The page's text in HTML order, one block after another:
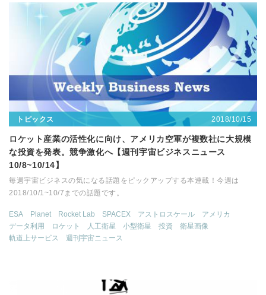
トピックス 2018/10/15
ロケット産業の活性化に向け、アメリカ空軍が複数社に大規模
な投資を発表。競争激化へ【週刊宇宙ビジネスニュース
10/8~10/14】
毎週宇宙ビジネスの気になる話題をピックアップする本連載！今週は
2018/10/1~10/7までの話題です。
ESA Planet Rocket Lab SPACEX アストロスケール
アメリカ
データ利用
ロケット 人工衛星 小型衛星 投資
衛星画像
軌道上サービス
週刊宇宙ニュース